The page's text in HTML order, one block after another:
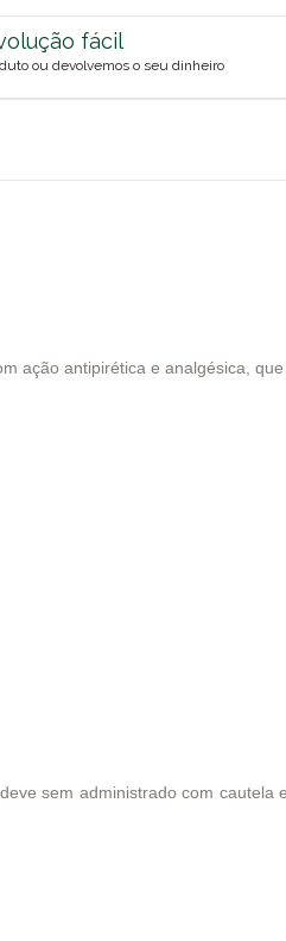
fácil
ou devolvemos o seu dinheiro
antipirética e analgésica,
sem administrado com